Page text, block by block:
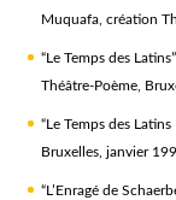
Muquafa, création
“Le Temps des
Théâtre-Poème,
“Le Temps des
Bruxelles, janvier
“L’Enragé de